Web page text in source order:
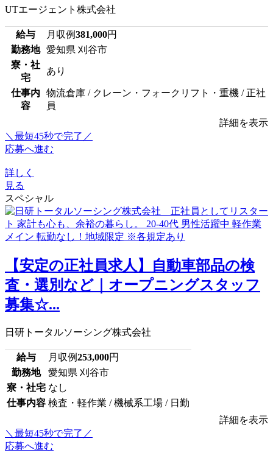
UTエージェント株式会社
給与 月収例381,000円
勤務地
愛知県 刈谷市
寮・社
宅
あり
仕事内
容
物流倉庫 / クレーン・フォークリフト・重機 / 正社
員
詳細を表示
＼最短45秒で完了／
応募へ進む
詳しく
見る
スペシャル
【安定の正社員求人】自動車部品の検
査・選別など｜オープニングスタッフ
募集☆...
日研トータルソーシング株式会社
給与 月収例253,000円
勤務地
愛知県 刈谷市
寮・社宅 なし
仕事内容 検査・軽作業 / 機械系工場 / 日勤
詳細を表示
＼最短45秒で完了／
応募へ進む